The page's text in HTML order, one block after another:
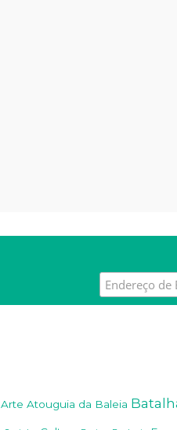
Arte Atouguia da Baleia